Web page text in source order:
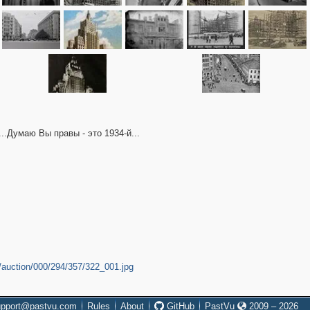
Вы правы - это 1934-й...
000/294/357/322_001.jpg
Rules About GitHub PastVu 2009 – 2026